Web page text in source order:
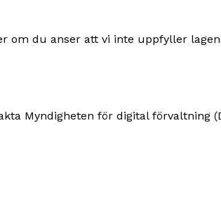
du anser att vi inte uppfyller
Myndigheten för digital förvaltning